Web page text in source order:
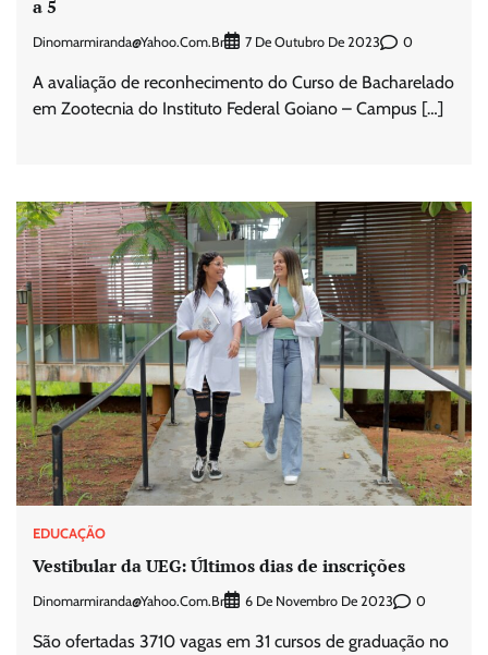
a 5
Dinomarmiranda@yahoo.com.br 7 De Outubro De 2023 0
A avaliação de reconhecimento do Curso de Bacharelado
em Zootecnia do Instituto Federal Goiano – Campus […]
EDUCAÇÃO
Vestibular da UEG: Últimos dias de inscrições
Dinomarmiranda@yahoo.com.br 6 De Novembro De 2023 0
São ofertadas 3710 vagas em 31 cursos de graduação no